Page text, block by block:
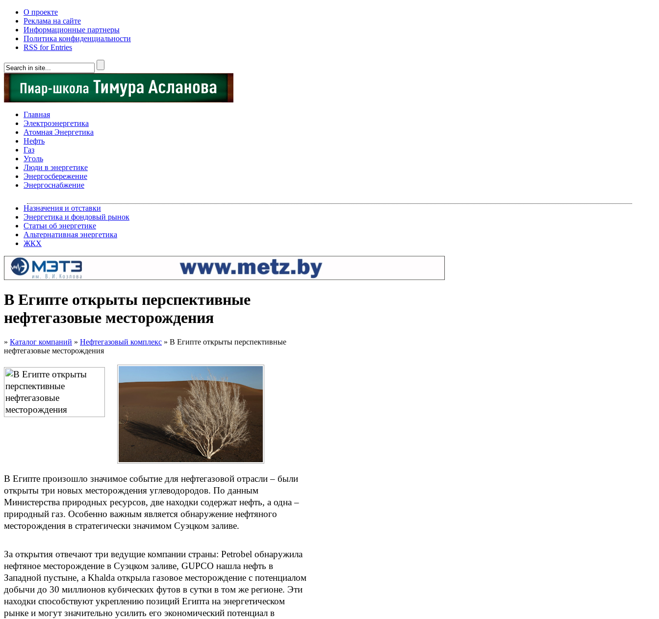
О проекте
Реклама на сайте
Информационные партнеры
Политика конфиденциальности
RSS for Entries
Главная
Электроэнергетика
Атомная Энергетика
Нефть
Газ
Уголь
Люди в энергетике
Энергосбережение
Энергоснабжение
Назначения и отставки
Энергетика и фондовый рынок
Статьи об энергетике
Альтернативная энергетика
ЖКХ
В Египте открыты перспективные
нефтегазовые месторождения
» Каталог компаний » Нефтегазовый комплекс » В Египте открыты перспективные
нефтегазовые месторождения
В Египте произошло значимое событие для нефтегазовой отрасли – были
открыты три новых месторождения углеводородов. По данным
Министерства природных ресурсов, две находки содержат нефть, а одна –
природный газ. Особенно важным является обнаружение нефтяного
месторождения в стратегически значимом Суэцком заливе.
За открытия отвечают три ведущие компании страны: Petrobel обнаружила
нефтяное месторождение в Суэцком заливе, GUPCO нашла нефть в
Западной пустыне, а Khalda открыла газовое месторождение с потенциалом
добычи до 30 миллионов кубических футов в сутки в том же регионе. Эти
находки способствуют укреплению позиций Египта на энергетическом
рынке и могут значительно усилить его экономический потенциал в